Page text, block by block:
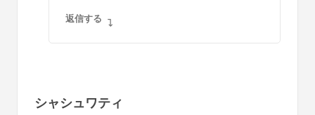
返信する
シャシュワティ